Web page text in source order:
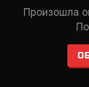
Произошла